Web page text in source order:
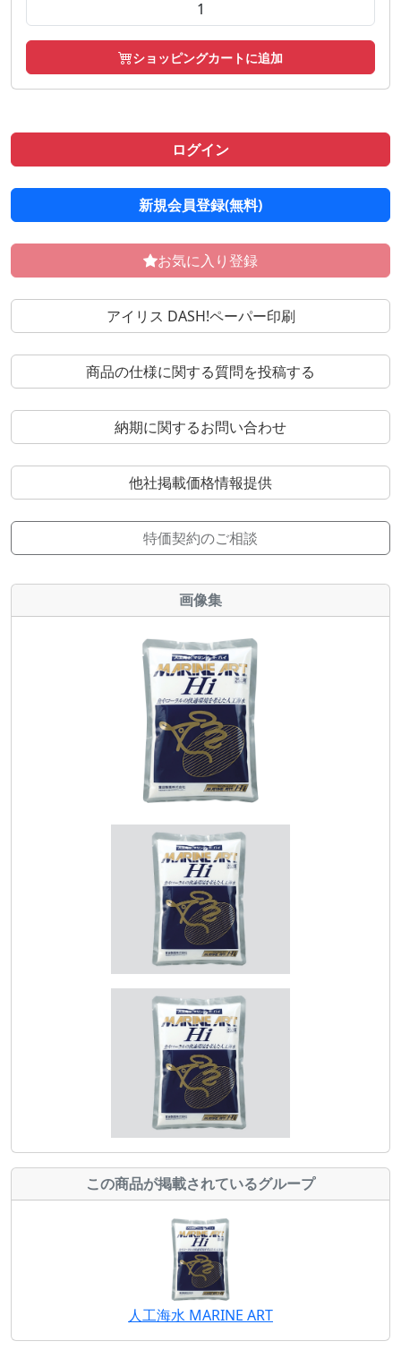
ショッピングカートに追加
ログイン
新規会員登録(無料)
お気に入り登録
アイリス DASH!ペーパー印刷
商品の仕様に関する質問を投稿する
納期に関するお問い合わせ
他社掲載価格情報提供
特価契約のご相談
画像集
この商品が掲載されているグループ
人工海水 MARINE ART